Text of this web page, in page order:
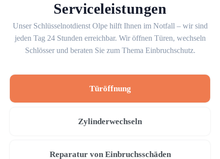
Serviceleistungen
Unser Schlüsselnotdienst Olpe hilft Ihnen im Notfall – wir sind
jeden Tag 24 Stunden erreichbar. Wir öffnen Türen, wechseln
Schlösser und beraten Sie zum Thema Einbruchschutz.
Türöffnung
Zylinderwechseln
Reparatur von Einbruchsschäden